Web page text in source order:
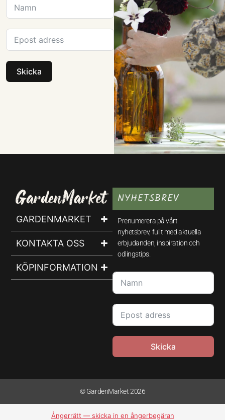
Skicka
GARDENMARKET
KONTAKTA OSS
KÖPINFORMATION
NYHETSBREV
Prenumerera på vårt
nyhetsbrev, fullt med aktuella
erbjudanden, inspiration och
odlingstips.
Skicka
© GardenMarket 2026
Ångerrätt — skicka in en ångerbegäran